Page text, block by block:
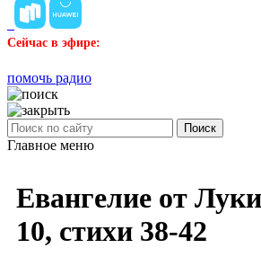
Сейчас в эфире:
помочь радио
Поиск
Главное меню
Евангелие от
10, стихи 38-42